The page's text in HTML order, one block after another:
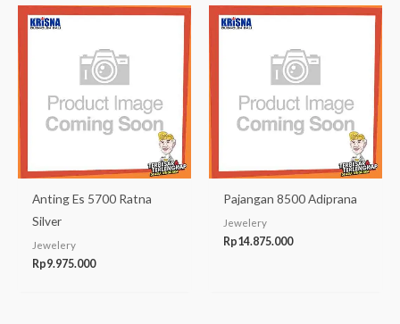
Anting Es 5700 Ratna
Silver
Jewelery
Rp9.975.000
Pajangan 8500 Adiprana
Jewelery
Rp14.875.000